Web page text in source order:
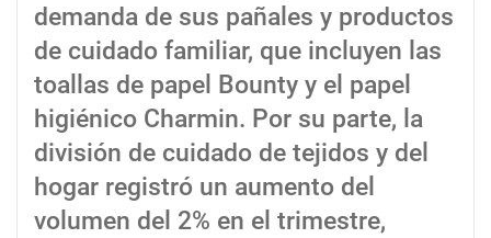
demanda de sus pañales y productos
de cuidado familiar, que incluyen las
toallas de papel Bounty y el papel
higiénico Charmin. Por su parte, la
división de cuidado de tejidos y del
hogar registró un aumento del
volumen del 2% en el trimestre,